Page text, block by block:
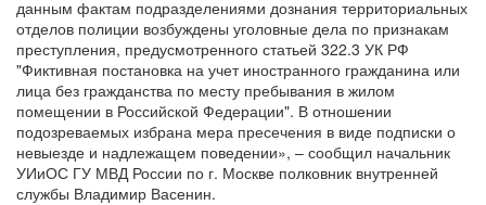
данным фактам подразделениями дознания территориальных
отделов полиции возбуждены уголовные дела по признакам
преступления, предусмотренного статьей 322.3 УК РФ
"Фиктивная постановка на учет иностранного гражданина или
лица без гражданства по месту пребывания в жилом
помещении в Российской Федерации". В отношении
подозреваемых избрана мера пресечения в виде подписки о
невыезде и надлежащем поведении», – сообщил начальник
УИиОС ГУ МВД России по г. Москве полковник внутренней
службы Владимир Васенин.